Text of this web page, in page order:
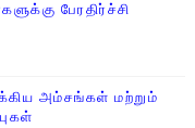
பேரதிர்ச்சி
அம்சங்கள் மற்றும்